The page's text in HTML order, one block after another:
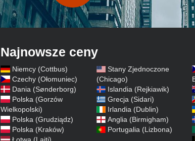
Najnowsze ceny
Niemcy (Cottbus)
Czechy (Ołomuniec)
Dania (Sønderborg)
Polska (Gorzów
Wielkopolski)
Polska (Grudziądz)
Polska (Kraków)
Stany Zjednoczone
(Chicago)
Islandia (Rejkiawik)
Grecja (Sidari)
Irlandia (Dublin)
Anglia (Birmigham)
Portugalia (Lizbona)